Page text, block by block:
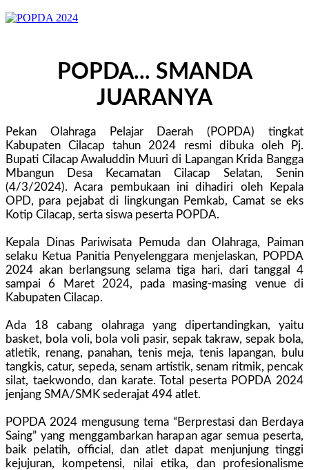
POPDA... SMANDA
JUARANYA
Pekan Olahraga Pelajar Daerah (POPDA) tingkat
Kabupaten Cilacap tahun 2024 resmi dibuka oleh Pj.
Bupati Cilacap Awaluddin Muuri di Lapangan Krida Bangga
Mbangun Desa Kecamatan Cilacap Selatan, Senin
(4/3/2024). Acara pembukaan ini dihadiri oleh Kepala
OPD, para pejabat di lingkungan Pemkab, Camat se eks
Kotip Cilacap, serta siswa peserta POPDA.
Kepala Dinas Pariwisata Pemuda dan Olahraga, Paiman
selaku Ketua Panitia Penyelenggara menjelaskan, POPDA
2024 akan berlangsung selama tiga hari, dari tanggal 4
sampai 6 Maret 2024, pada masing-masing venue di
Kabupaten Cilacap.
Ada 18 cabang olahraga yang dipertandingkan, yaitu
basket, bola voli, bola voli pasir, sepak takraw, sepak bola,
atletik, renang, panahan, tenis meja, tenis lapangan, bulu
tangkis, catur, sepeda, senam artistik, senam ritmik, pencak
silat, taekwondo, dan karate. Total peserta POPDA 2024
jenjang SMA/SMK sederajat 494 atlet.
POPDA 2024 mengusung tema “Berprestasi dan Berdaya
Saing” yang menggambarkan harapan agar semua peserta,
baik pelatih, official, dan atlet dapat menjunjung tinggi
kejujuran, kompetensi, nilai etika, dan profesionalisme